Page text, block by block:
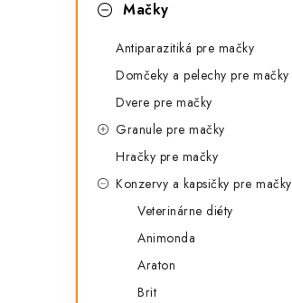
Mačky
Antiparazitiká pre mačky
Domčeky a pelechy pre mačky
Dvere pre mačky
Granule pre mačky
Hračky pre mačky
Konzervy a kapsičky pre mačky
Veterinárne diéty
Animonda
Araton
Brit